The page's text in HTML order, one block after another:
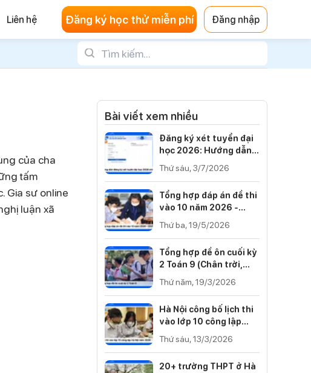
Liên hệ Đăng ký học thử miễn phí Đăng nhập
của cha
tấm
Gia sư online
luận xã
Bài viết xem nhiều
Đăng ký xét tuyển đại
học 2026: Hướng dẫn
từng bước
Thứ sáu, 3/7/2026
Tổng hợp đáp án đề thi
vào 10 năm 2026 -
2027 của 34 tỉnh thành
Thứ ba, 19/5/2026
Tổng hợp đề ôn cuối kỳ
2 Toán 9 (Chân trời,
Cánh diều, Kết nối tri
thức)
Thứ năm, 19/3/2026
Hà Nội công bố lịch thi
vào lớp 10 công lập
năm 2026
Thứ sáu, 13/3/2026
20+ trường THPT ở Hà